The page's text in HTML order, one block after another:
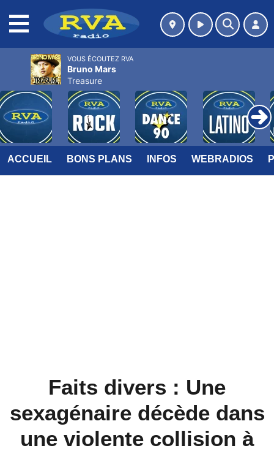
ACCUEIL BONS PLANS INFOS WEBRADIOS
Faits divers : Une
sexagénaire décède dans
une violente collision à
VOUS ÉCOUTEZ RVA
Bruno Mars
Treasure